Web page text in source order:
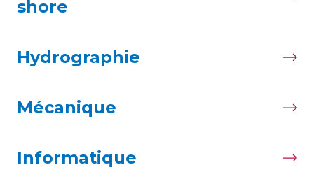
shore
Hydrographie
Mécanique
Informatique